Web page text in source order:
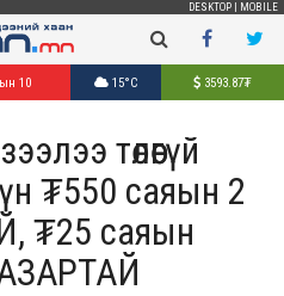
DESKTOP MOBILE
10 15°C 3593.87₮
төлөөгүй
₮550 саяын 2
₮25 саяын